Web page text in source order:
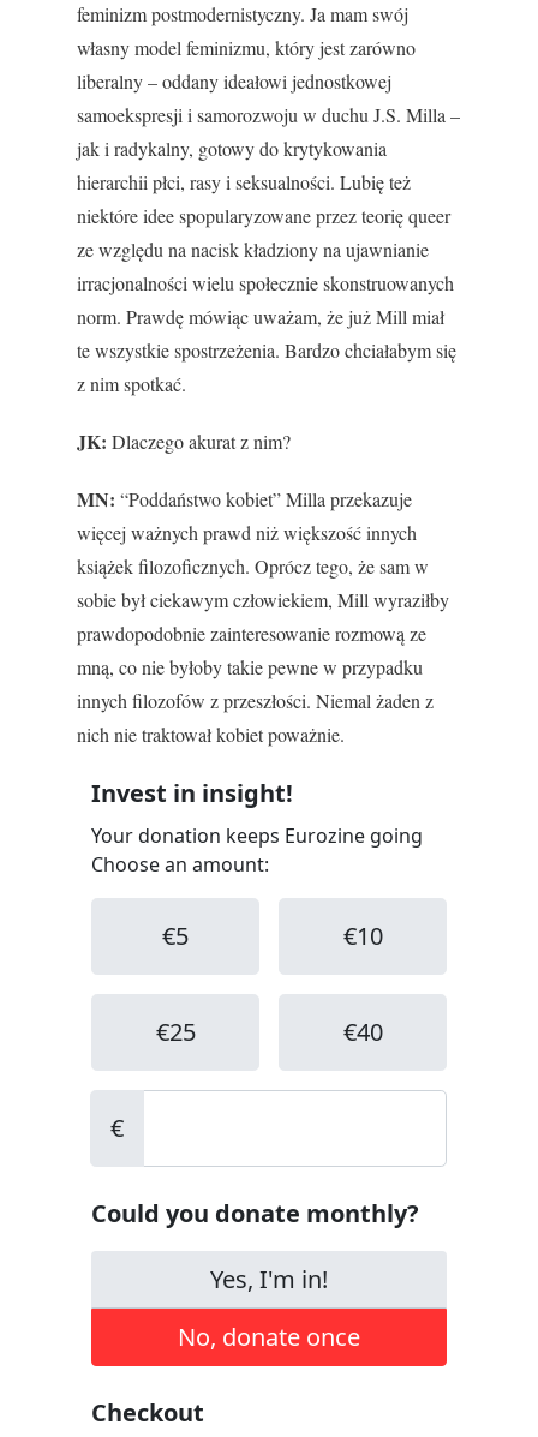
feminizm postmodernistyczny. Ja mam swój
własny model feminizmu, który jest zarówno
liberalny – oddany ideałowi jednostkowej
samoekspresji i samorozwoju w duchu J.S. Milla –
jak i radykalny, gotowy do krytykowania
hierarchii płci, rasy i seksualności. Lubię też
niektóre idee spopularyzowane przez teorię queer
ze względu na nacisk kładziony na ujawnianie
irracjonalności wielu społecznie skonstruowanych
norm. Prawdę mówiąc uważam, że już Mill miał
te wszystkie spostrzeżenia. Bardzo chciałabym się
z nim spotkać.
JK: Dlaczego akurat z nim?
MN: “Poddaństwo kobiet” Milla przekazuje
więcej ważnych prawd niż większość innych
książek filozoficznych. Oprócz tego, że sam w
sobie był ciekawym człowiekiem, Mill wyraziłby
prawdopodobnie zainteresowanie rozmową ze
mną, co nie byłoby takie pewne w przypadku
innych filozofów z przeszłości. Niemal żaden z
nich nie traktował kobiet poważnie.